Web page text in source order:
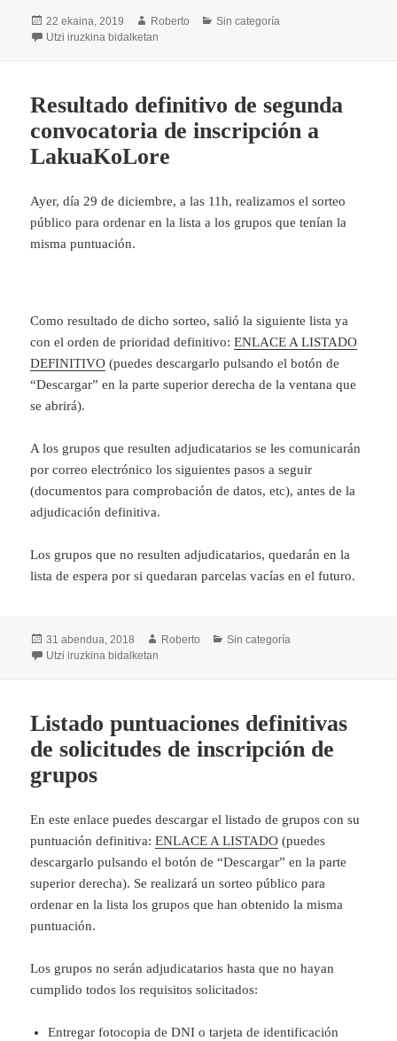
Argitaratze-
data
22 ekaina, 2019 Egilea
Roberto Kategoriak
Sin categoría
Utzi iruzkinaInscripción a Cursos Iniciación LakuaKoLore verano 2019
bidalketan
Resultado definitivo de segunda
convocatoria de inscripción a
LakuaKoLore
Ayer, día 29 de diciembre, a las 11h, realizamos el sorteo
público para ordenar en la lista a los grupos que tenían la
misma puntuación.
Como resultado de dicho sorteo, salió la siguiente lista ya
con el orden de prioridad definitivo:ENLACE A LISTADO
DEFINITIVO (puedes descargarlo pulsando el botón de
“Descargar” en la parte superior derecha de la ventana que
se abrirá).
A los grupos que resulten adjudicatarios se les comunicarán
por correo electrónico los siguientes pasos a seguir
(documentos para comprobación de datos, etc), antes de la
adjudicación definitiva.
Los grupos que no resulten adjudicatarios, quedarán en la
lista de espera por si quedaran parcelas vacías en el futuro.
Argitaratze-
data
31 abendua, 2018 Egilea
Roberto Kategoriak
Sin categoría
Utzi iruzkina Resultado definitivo de segunda convocatoria de
bidalketan
Listado puntuaciones definitivas
de solicitudes de inscripción de
grupos
En este enlace puedes descargar el listado de grupos con su
puntuación definitiva:ENLACE ALISTADO (puedes
descargarlo pulsando el botón de “Descargar” en la parte
superior derecha). Se realizará un sorteo público para
ordenar en la lista los grupos que han obtenido la misma
puntuación.
Los grupos no serán adjudicatarios hasta que no hayan
cumplido todos los requisitos solicitados:
Entregar fotocopia de DNI o tarjeta de identificación